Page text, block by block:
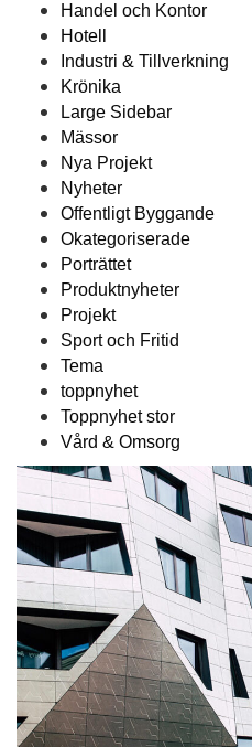
Handel och Kontor
Hotell
Industri & Tillverkning
Krönika
Large Sidebar
Mässor
Nya Projekt
Nyheter
Offentligt Byggande
Okategoriserade
Porträttet
Produktnyheter
Projekt
Sport och Fritid
Tema
toppnyhet
Toppnyhet stor
Vård & Omsorg